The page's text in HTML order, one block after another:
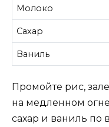
Молоко
Сахар
Ваниль
Промойте рис,
на медленном
сахар и ваниль по